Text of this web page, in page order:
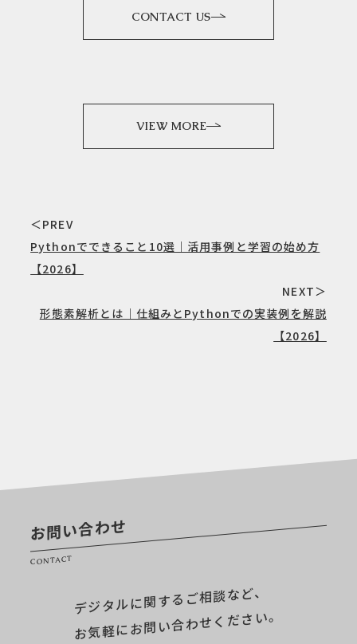
CONTACT US
VIEW MORE
＜PREV
Pythonでできること10選｜活用事例と学習の始め方
【2026】
NEXT＞
形態素解析とは｜仕組みとPythonでの実装例を解説
【2026】
お問い合わせ
CONTACT
デジタルに関するご相談など、
お気軽にお問い合わせください。